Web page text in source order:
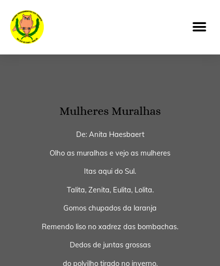
para
conteúdo
Mulheres Muralhas
De: Anita Haesbaert
Olho as muralhas e vejo as mulheres
Itas aqui do Sul.
Talita, Zenita, Eulita, Lolita.
Gomos chupados da laranja
Remendo liso no xadrez das bombachas.
Dedos de juntas grossas
do polvilho tirado no inverno.